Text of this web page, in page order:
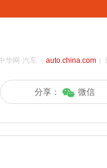
华网·汽车（ auto.china.com）
分享： 微信